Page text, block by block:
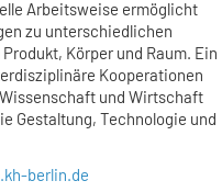
Arbeitsweise ermöglicht
zu unterschiedlichen
Körper und Raum. Ein
Kooperationen
und Wirtschaft
Gestaltung, Technologie und
berlin.de